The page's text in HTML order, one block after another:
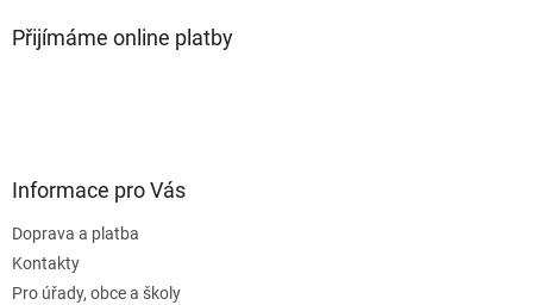
Přijímáme online platby
Informace pro Vás
Doprava a platba
Kontakty
Pro úřady, obce a školy